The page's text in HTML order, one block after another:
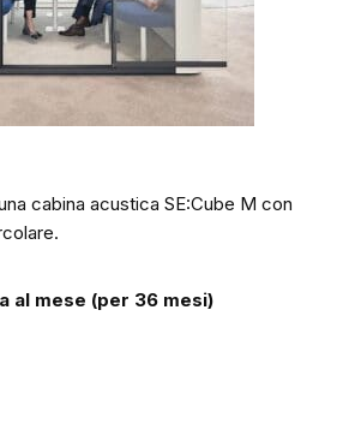
cabina acustica SE:Cube M con
al mese (per 36 mesi)